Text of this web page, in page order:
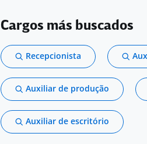
Cargos más buscados
Recepcionista
Auxiliar de produção
Auxiliar de escritório